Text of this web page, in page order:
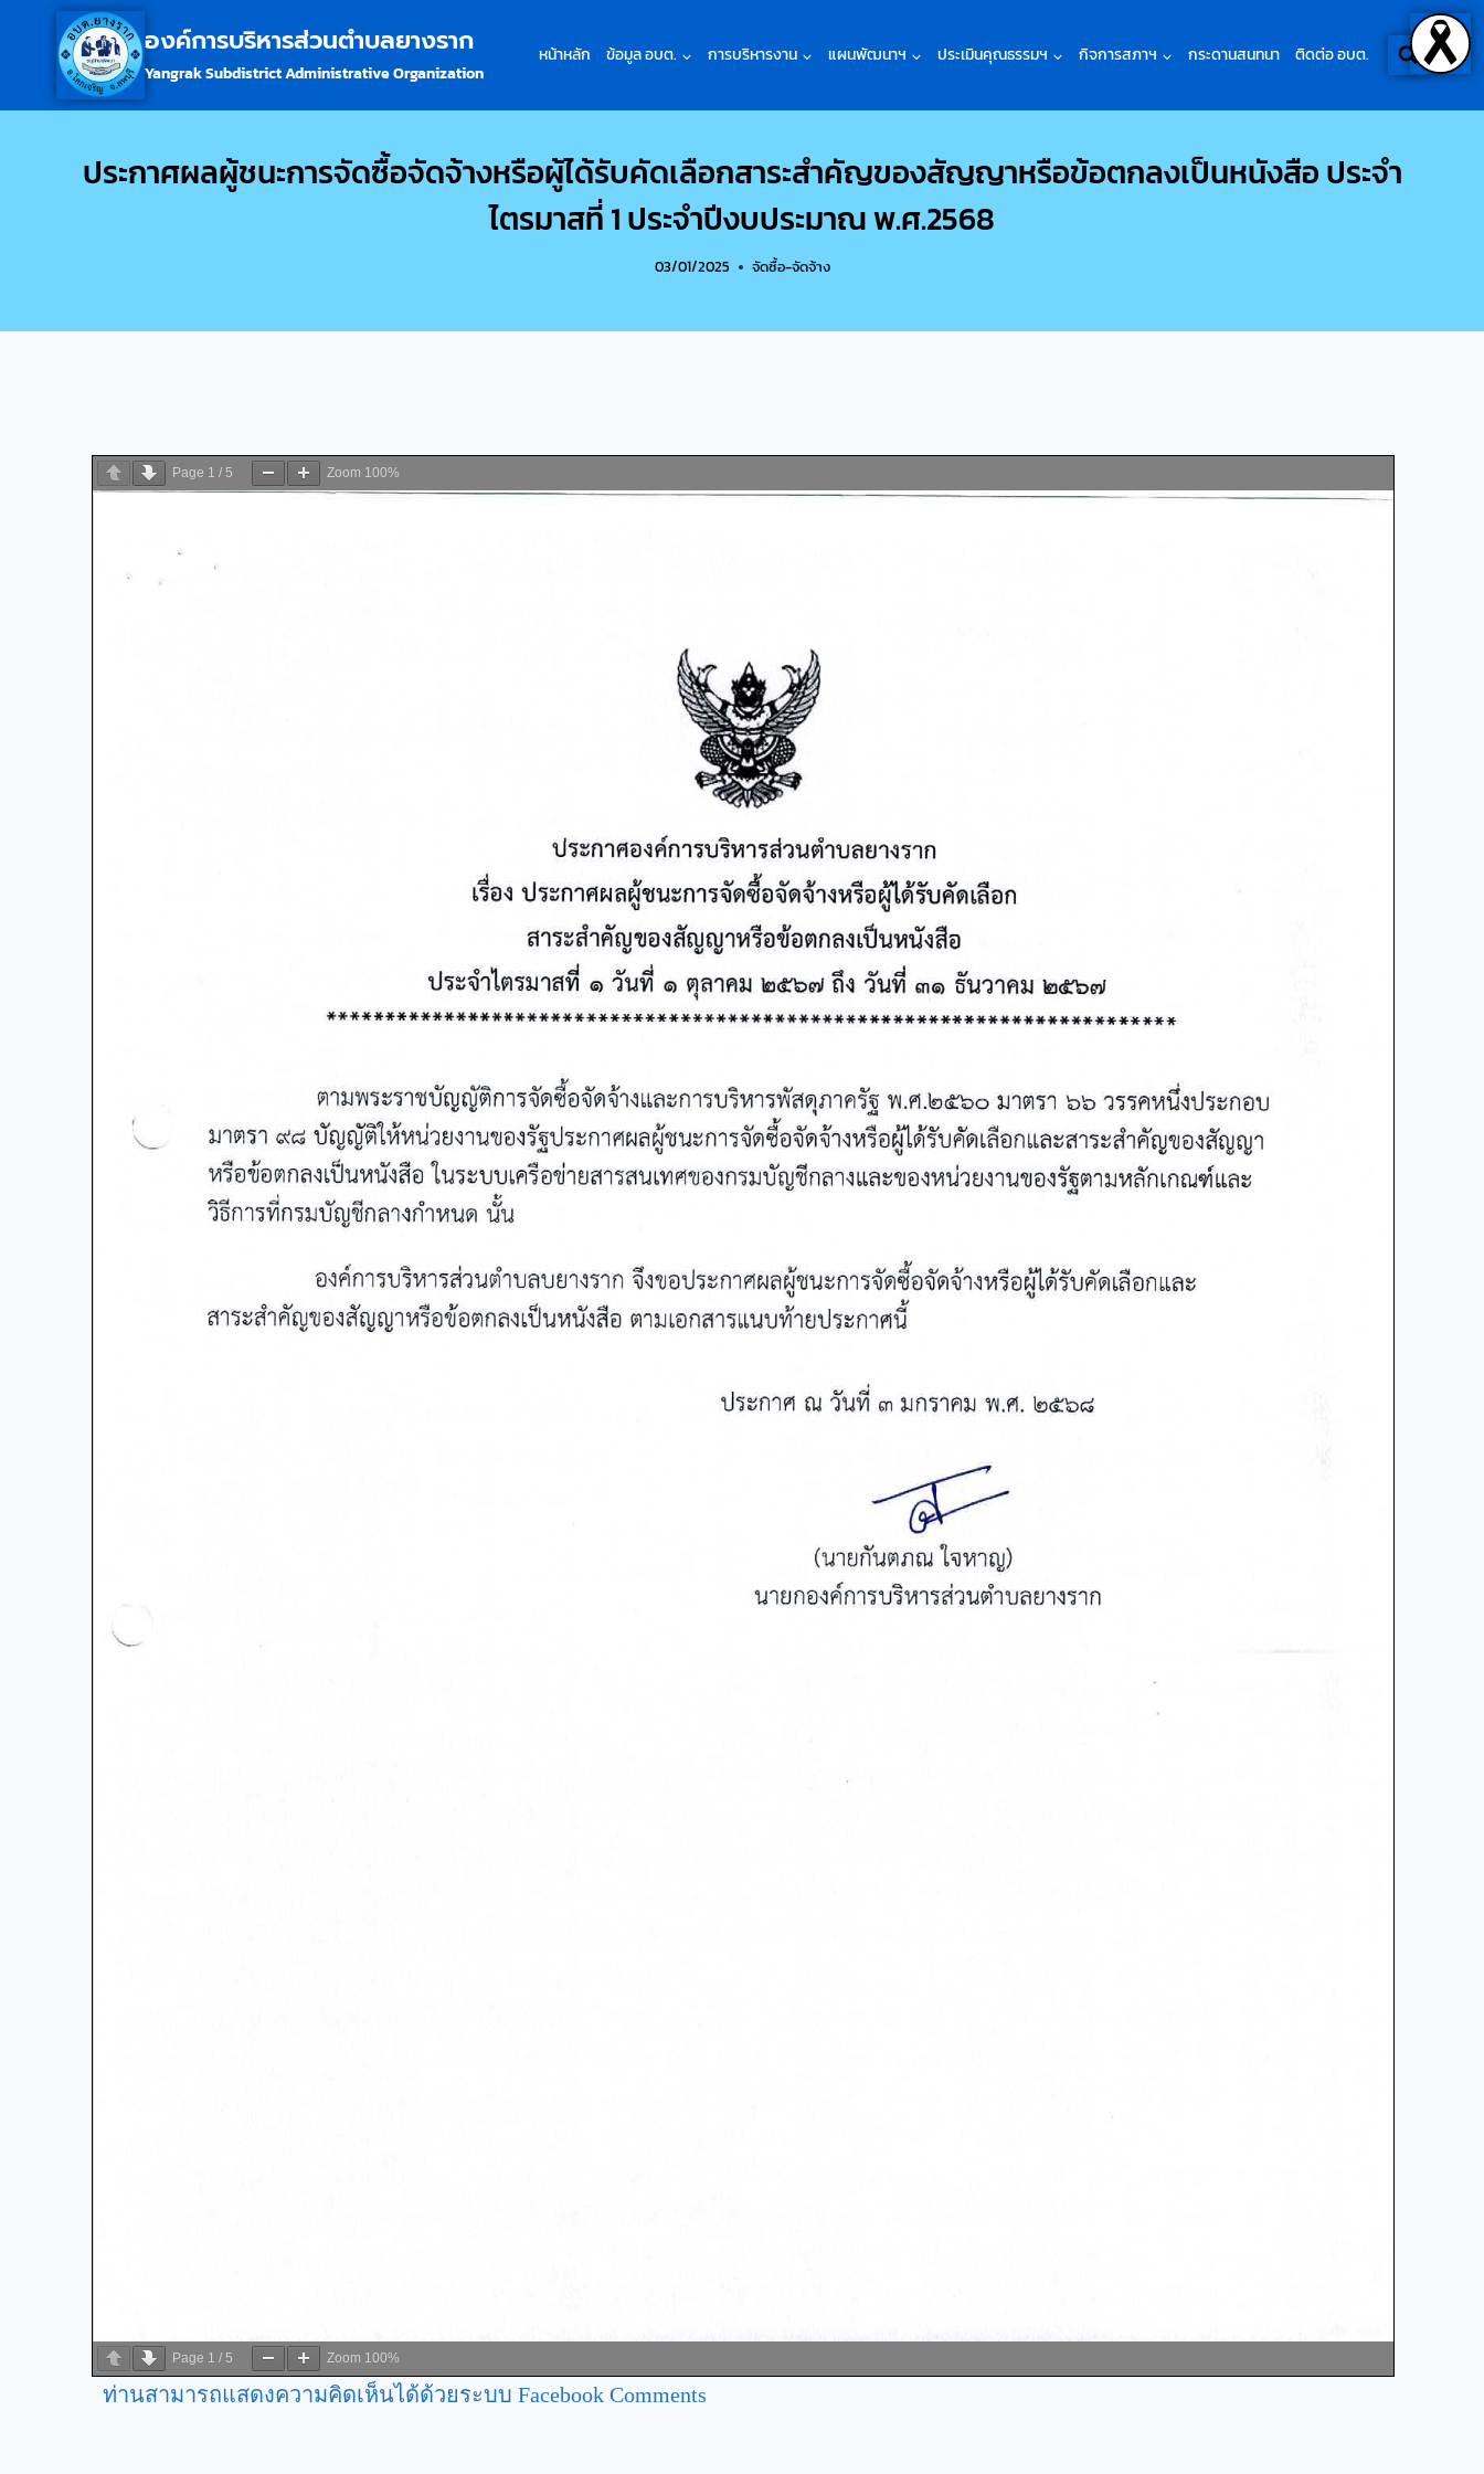
องค์การบริหารส่วนตำบลยางราก
Yangrak Subdistrict Administrative Organization
หน้าหลัก ข้อมูล อบต. การบริหารงาน แผนพัฒนาฯ ประเมินคุณธรรมฯ กิจการสภาฯ กระดานสนทนา ติดต่อ อบต.
ประกาศผลผู้ชนะการจัดซื้อจัดจ้างหรือผู้ได้รับคัดเลือกสาระสำคัญของสัญญาหรือข้อตกลงเป็นหนังสือ ประจำ
ไตรมาสที่ 1 ประจำปีงบประมาณ พ.ศ.2568
03/01/2025 จัดซื้อ-จัดจ้าง
Page 1 / 5 Zoom 100%
Page 1 / 5 Zoom 100%
ท่านสามารถแสดงความคิดเห็นได้ด้วยระบบ Facebook Comments